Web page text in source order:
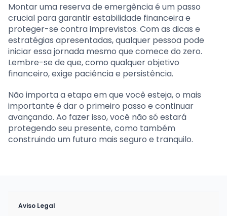
Montar uma reserva de emergência é um passo
crucial para garantir estabilidade financeira e
proteger-se contra imprevistos. Com as dicas e
estratégias apresentadas, qualquer pessoa pode
iniciar essa jornada mesmo que comece do zero.
Lembre-se de que, como qualquer objetivo
financeiro, exige paciência e persistência.
Não importa a etapa em que você esteja, o mais
importante é dar o primeiro passo e continuar
avançando. Ao fazer isso, você não só estará
protegendo seu presente, como também
construindo um futuro mais seguro e tranquilo.
Aviso Legal